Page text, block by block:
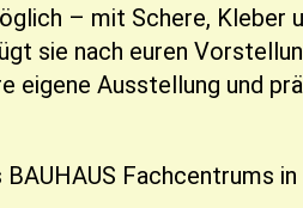
– mit Schere, Kleber
sie nach euren
eigene Ausstellung und
Fachcentrums